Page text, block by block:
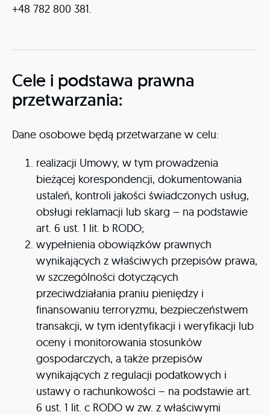
+48 782 800 381.
Cele i podstawa prawna
przetwarzania:
Dane osobowe będą przetwarzane w celu:
realizacji Umowy, w tym prowadzenia
bieżącej korespondencji, dokumentowania
ustaleń, kontroli jakości świadczonych usług,
obsługi reklamacji lub skarg – na podstawie
art. 6 ust. 1 lit. b RODO;
wypełnienia obowiązków prawnych
wynikających z właściwych przepisów prawa,
w szczególności dotyczących
przeciwdziałania praniu pieniędzy i
finansowaniu terroryzmu, bezpieczeństwem
transakcji, w tym identyfikacji i weryfikacji lub
oceny i monitorowania stosunków
gospodarczych, a także przepisów
wynikających z regulacji podatkowych i
ustawy o rachunkowości – na podstawie art.
6 ust. 1 lit. c RODO w zw. z właściwymi